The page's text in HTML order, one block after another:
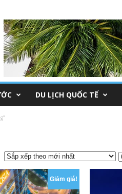
DU LỊCH QUỐC TẾ
Giảm giá!